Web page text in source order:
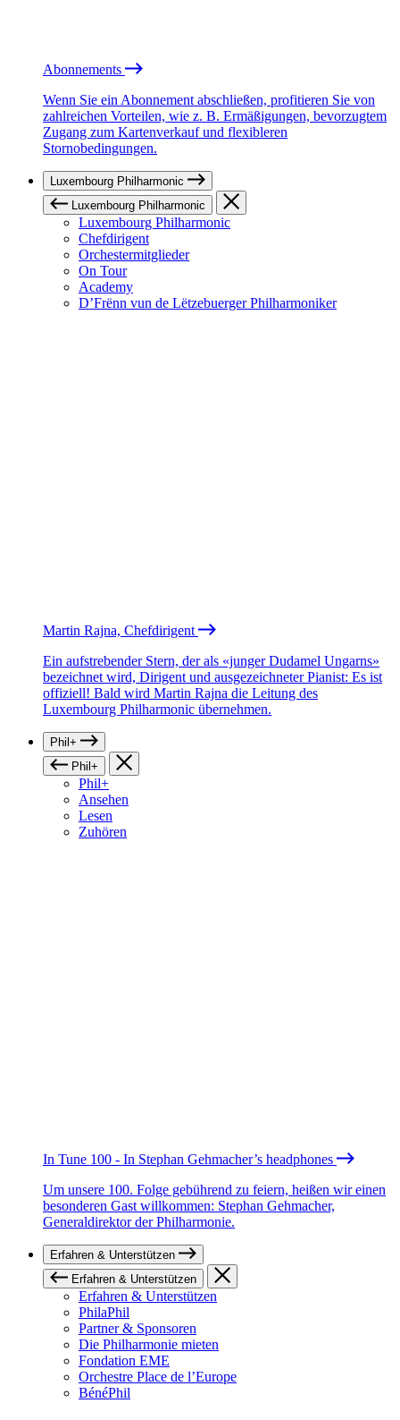
Abonnements
Wenn Sie ein Abonnement abschließen, profitieren Sie von
zahlreichen Vorteilen, wie z. B. Ermäßigungen, bevorzugtem
Zugang zum Kartenverkauf und flexibleren
Stornobedingungen.
Luxembourg Philharmonic
Luxembourg Philharmonic
Luxembourg Philharmonic
Chefdirigent
Orchestermitglieder
On Tour
Academy
D’Frënn vun de Lëtzebuerger Philharmoniker
Martin Rajna, Chefdirigent
Ein aufstrebender Stern, der als «junger Dudamel Ungarns»
bezeichnet wird, Dirigent und ausgezeichneter Pianist: Es ist
offiziell! Bald wird Martin Rajna die Leitung des
Luxembourg Philharmonic übernehmen.
Phil+
Phil+
Phil+
Ansehen
Lesen
Zuhören
In Tune 100 - In Stephan Gehmacher’s headphones
Um unsere 100. Folge gebührend zu feiern, heißen wir einen
besonderen Gast willkommen: Stephan Gehmacher,
Generaldirektor der Philharmonie.
Erfahren & Unterstützen
Erfahren & Unterstützen
Erfahren & Unterstützen
PhilaPhil
Partner & Sponsoren
Die Philharmonie mieten
Fondation EME
Orchestre Place de l’Europe
BénéPhil